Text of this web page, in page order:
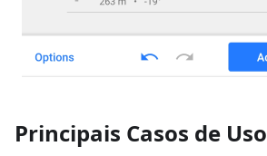
Principais Casos de Uso